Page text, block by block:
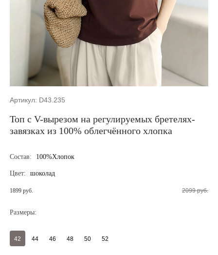
Артикул: D43.235
Топ с V-вырезом на регулируемых бретелях-
завязках из 100% облегчённого хлопка
Состав: 100%Хлопок
Цвет: шоколад
1899 руб. 2099 руб.
Размеры:
42 44 46 48 50 52